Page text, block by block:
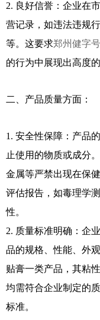
2. 良好信誉：企业在
营记录，如违法违规
等。这要求郑州健字
的行为中展现出高度
二、产品质量方面：
1. 安全性保障：产品
止使用的物质或成分
金属等严禁出现在保
评估报告，如毒理学
性。
2. 质量标准明确：企
品的规格、性能、外
贴膏一类产品，其粘
均需符合企业制定的
标准。